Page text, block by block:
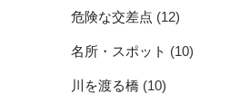
危険な交差点 (12)
名所・スポット (10)
川を渡る橋 (10)